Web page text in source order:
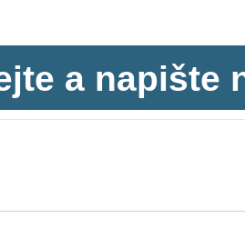
a napište